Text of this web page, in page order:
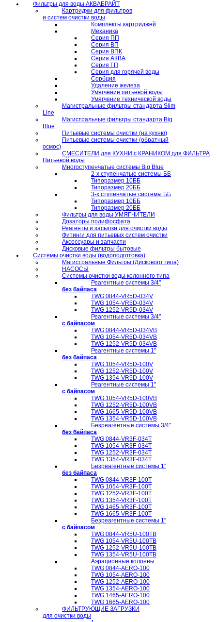
Фильтры для воды АКВАБРАЙТ
Картриджи для фильтров
и систем очистки воды
Комплекты картриджей
Механика
Серия ПП
Серия ВП
Серия ВПК
Серия АКВА
Серия ГП
Серия для горячей воды
Сорбция
Удаление железа
Умягчение питьевой воды
Умягчение технической воды
Магистральные фильтры стандарта Slim
Line
Магистральные фильтры стандарта Big
Blue
Питьевые системы очистки (на кухню)
Питьевые системы очистки (обратный
осмос)
СМЕСИТЕЛИ для КУХНИ с КРАНИКОМ для ФИЛЬТРА
Питьевой воды
Многоступенчатые системы Big Blue
2-х ступенчатые системы ББ
Типоразмер 10ББ
Типоразмер 20ББ
3-х ступенчатые системы ББ
Типоразмер 10ББ
Типоразмер 20ББ
Фильтры для воды УМЯГЧИТЕЛИ
Дозаторы полифосфата
Реагенты и засыпки для очистки воды
Фитинги для питьевых систем очистки
Аксессуары и запчасти
Дисковые фильтры бытовые
Системы очистки воды (водоподготовка)
Магистральные Фильтры (Дискового типа)
НАСОСЫ
Системы очистки воды колонного типа
Реагентные системы 3/4''
без байпаса
TWG 0844-VR5D-034V
TWG 1054-VR5D-034V
TWG 1252-VR5D-034V
Реагентные системы 3/4''
с байпасом
TWG 0844-VR5D-034VB
TWG 1054-VR5D-034VB
TWG 1252-VR5D-034VB
Реагентные системы 1''
без байпаса
TWG 1054-VR5D-100V
TWG 1252-VR5D-100V
TWG 1354-VR5D-100V
Реагентные системы 1''
с байпасом
TWG 1054-VR5D-100VB
TWG 1252-VR5D-100VB
TWG 1665-VR5D-100VB
TWG 1354-VR5D-100VB
Безреагентные системы 3/4''
без байпаса
TWG 0844-VR3F-034T
TWG 1054-VR3F-034T
TWG 1252-VR3F-034T
TWG 1354-VR3F-034T
Безреагентные системы 1''
без байпаса
TWG 0844-VR3F-100T
TWG 1054-VR3F-100T
TWG 1252-VR3F-100T
TWG 1354-VR3F-100T
TWG 1465-VR3F-100T
TWG 1665-VR3F-100T
Безреагентные системы 1''
с байпасом
TWG 0844-VR5U-100TB
TWG 1054-VR5U-100TB
TWG 1252-VR5U-100TB
TWG 1354-VR5U-100ТB
Аэрационные колонны
TWG 0844-AERO-100
TWG 1054-AERO-100
TWG 1252-AERO-100
TWG 1354-AERO-100
TWG 1465-AERO-100
TWG 1665-AERO-100
ФИЛЬТРУЮЩИЕ ЗАГРУЗКИ
для очистки воды